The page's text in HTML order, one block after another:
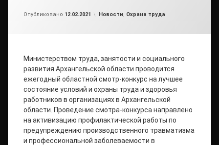
Опубликовано 12.02.2021 Рубрики:
Новости, Охрана труда
Министерством труда, занятости и социального
развития Архангельской области проводится
ежегодный областной смотр-конкурс на лучшее
состояние условий и охраны труда и здоровья
работников в организациях в Архангельской
области. Проведение смотра-конкурса направлено
на активизацию профилактической работы по
предупреждению производственного травматизма
и профессиональной заболеваемости в